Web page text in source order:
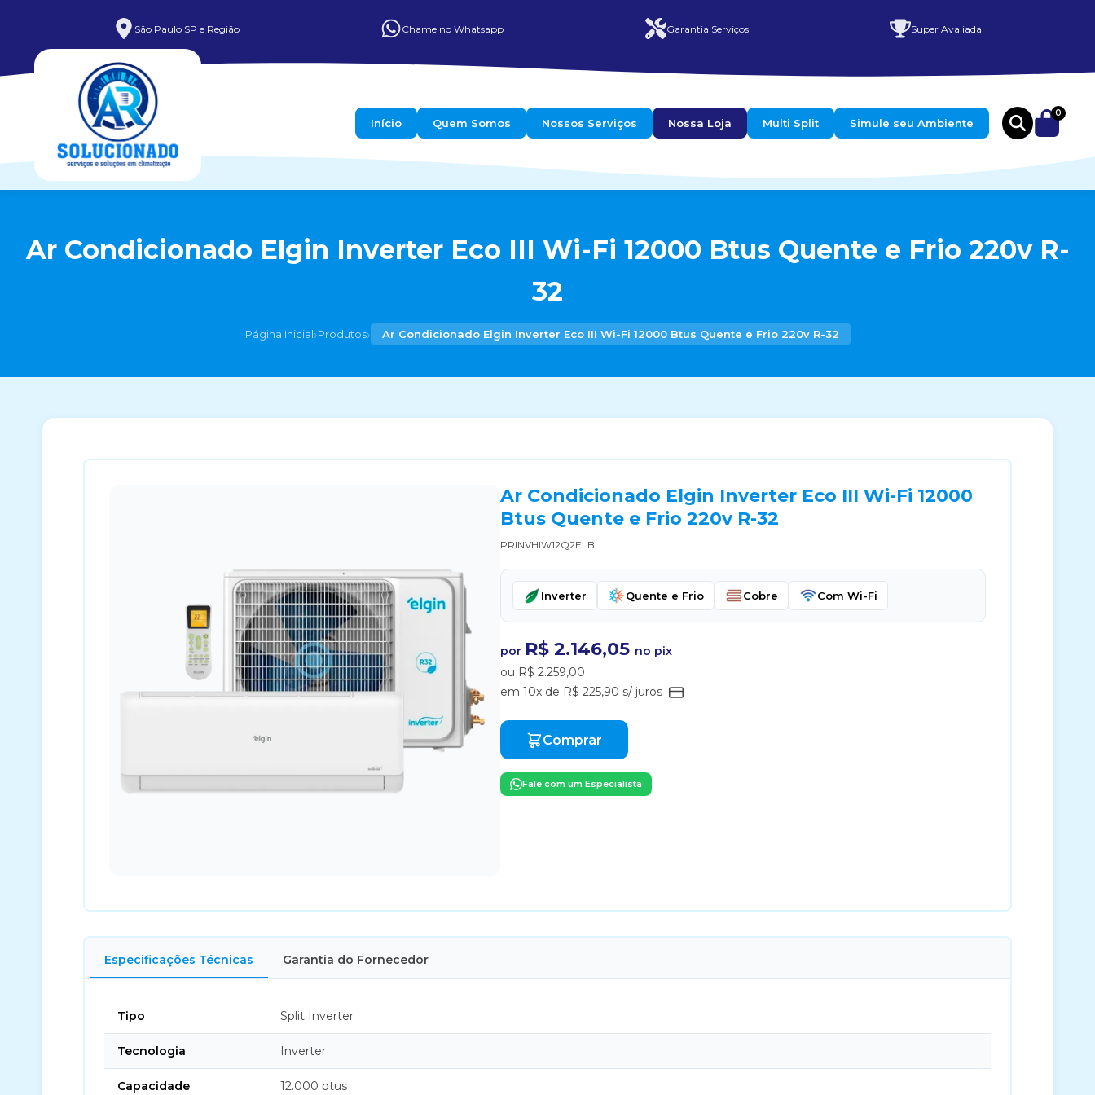
São Paulo SP e Região Chame no Whatsapp Garantia Serviços Super Avaliada
Início Quem Somos Nossos Serviços Nossa Loja Multi Split Simule seu Ambiente
0
Ar Condicionado Elgin Inverter Eco III Wi-Fi 12000 Btus Quente e Frio 220v R-
32
Página Inicial›Produtos› Ar Condicionado Elgin Inverter Eco III Wi-Fi 12000 Btus Quente e Frio 220v R-32
Ar Condicionado Elgin Inverter Eco III Wi-Fi 12000
Btus Quente e Frio 220v R-32
PRINVHIW12Q2ELB
Inverter Quente e Frio Cobre Com Wi-Fi
por R$ 2.146,05 no pix
ou R$ 2.259,00
em 10x de R$ 225,90 s/ juros
Comprar
Fale com um Especialista
Especificações Técnicas Garantia do Fornecedor
Tipo Split Inverter
Tecnologia Inverter
Capacidade 12.000 btus